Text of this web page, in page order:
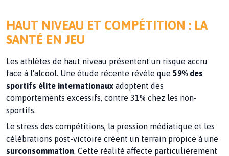
HAUT NIVEAU ET COMPÉTITION : LA
SANTÉ EN JEU
Les athlètes de haut niveau présentent un risque accru
face à l'alcool. Une étude récente révèle que 59% des
sportifs élite internationaux adoptent des
comportements excessifs, contre 31% chez les non-
sportifs.
Le stress des compétitions, la pression médiatique et les
célébrations post-victoire créent un terrain propice à une
surconsommation. Cette réalité affecte particulièrement